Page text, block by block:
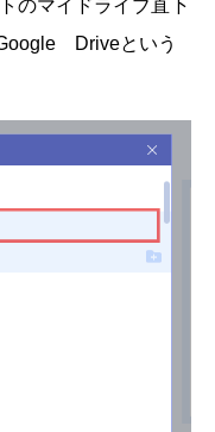
のマイドライブ直下
Driveという